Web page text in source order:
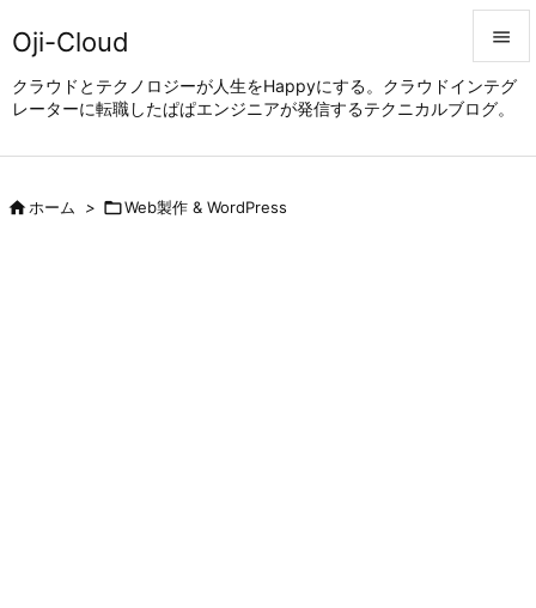
Oji-Cloud
クラウドとテクノロジーが人生をHappyにする。クラウドインテグ
レーターに転職したぱぱエンジニアが発信するテクニカルブログ。


メニュ
ホーム > Web製作 & WordPress